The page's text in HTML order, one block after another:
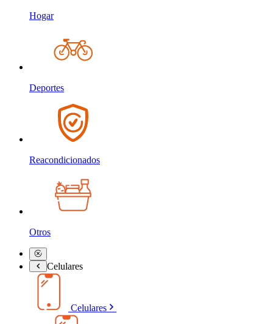
Hogar
Deportes
Reacondicionados
Otros
Celulares
Celulares